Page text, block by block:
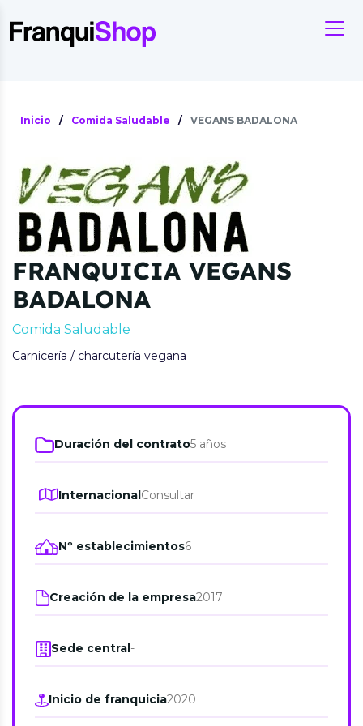
Inicio / Comida Saludable / VEGANS BADALONA
FRANQUICIA VEGANS
BADALONA
Comida Saludable
Carnicería / charcutería vegana
Duración del contrato5 años
InternacionalConsultar
Nº establecimientos6
Creación de la empresa2017
Sede central-
Inicio de franquicia2020